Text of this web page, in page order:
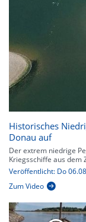
Historisches
Donau auf
Der extrem niedrige
Kriegsschiffe aus dem
Veröffentlicht: Do
Zum Video